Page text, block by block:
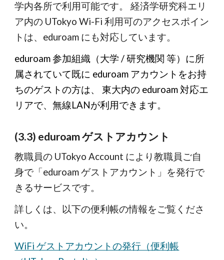
学内各所で利用可能です。 経済学研究科エリ
ア内の UTokyo Wi-Fi 利用可のアクセスポイン
トは、eduroam にも対応しています。
eduroam 参加組織（大学 / 研究機関 等）に所
属されていて既に eduroam アカウントをお持
ちのゲストの方は、 東大内の eduroam 対応エ
リアで、無線LANが利用できます。
(3.3) eduroam ゲストアカウント
教職員の UTokyo Account により教職員ご自
身で「eduroam ゲストアカウント」を発行で
きるサービスです。
詳しくは、以下の便利帳の情報をご覧くださ
い。
WiFi ゲストアカウントの発行（便利帳